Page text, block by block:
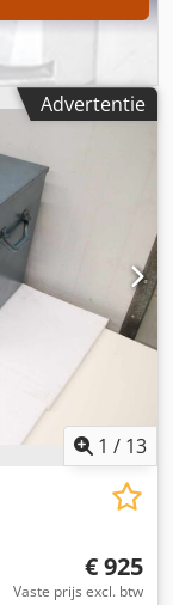
Advertentie
1 / 13
€ 925
Vaste prijs excl. btw